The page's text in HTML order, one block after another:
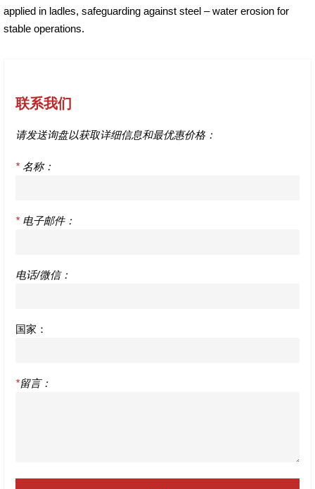
applied in ladles, safeguarding against steel – water erosion for
stable operations.
联系我们
请发送询盘以获取详细信息和最优惠价格：
* 名称：
* 电子邮件：
电话/微信：
国家：
*留言：